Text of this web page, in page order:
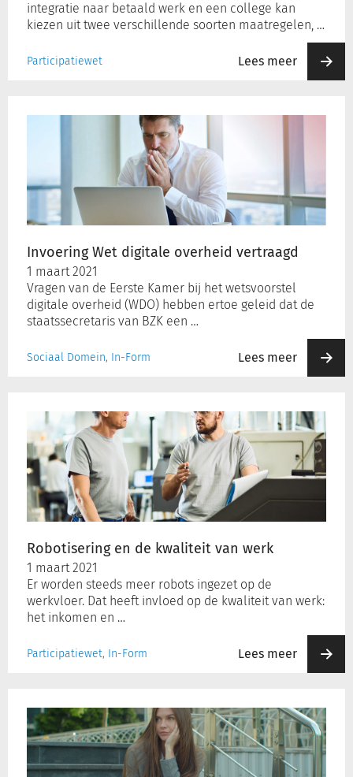
integratie naar betaald werk en een college kan
kiezen uit twee verschillende soorten maatregelen, …
Participatiewet Lees meer
Invoering Wet digitale overheid vertraagd
1 maart 2021
Vragen van de Eerste Kamer bij het wetsvoorstel
digitale overheid (WDO) hebben ertoe geleid dat de
staatssecretaris van BZK een …
Sociaal Domein, In-Form Lees meer
Robotisering en de kwaliteit van werk
1 maart 2021
Er worden steeds meer robots ingezet op de
werkvloer. Dat heeft invloed op de kwaliteit van werk:
het inkomen en …
Participatiewet, In-Form Lees meer
kwaliteit
van
werk
procent
meer
bijstandsontvangers